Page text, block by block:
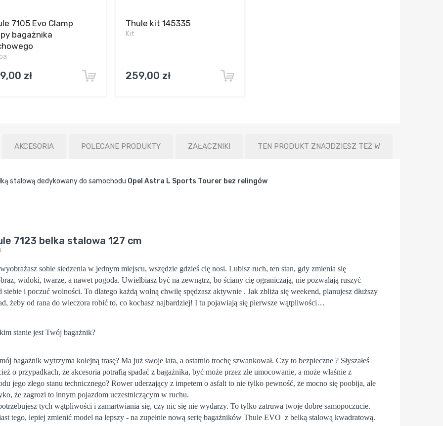
7105 Evo Clamp
bagażnika
zł
Thule kit 145335
Kit
259,00 zł
AKCESORIA POLECANE PRODUKTY ZAŁĄCZNIKI TEN PRODUKT ZNAJDZIESZ TEŻ W
stalową dedykowany do samochodu Opel Astra L Sports Tourer bez relingów
7123 belka stalowa 127 cm
sobie siedzenia w jednym miejscu, wszędzie gdzieś cię nosi. Lubisz ruch, ten stan, gdy zmienia się
widoki, twarze, a nawet pogoda. Uwielbiasz być na zewnątrz, bo ściany cię ograniczają, nie pozwalają ruszyć
siebie i poczuć wolności. To dlatego każdą wolną chwilę spędzasz aktywnie . Jak zbliża się weekend, planujesz dłuższy
żeby od rana do wieczora robić to, co kochasz najbardziej! I tu pojawiają się pierwsze wątpliwości…
stanie jest Twój bagażnik?
bagażnik wytrzyma kolejną trasę? Ma już swoje lata, a ostatnio trochę szwankował. Czy to bezpieczne ? Słyszałeś
o przypadkach, że akcesoria potrafią spadać z bagażnika, być może przez złe umocowanie, a może właśnie z
jego złego stanu technicznego? Rower uderzający z impetem o asfalt to nie tylko pewność, że mocno się poobija, ale
że zagrozi to innym pojazdom uczestniczącym w ruchu.
tych wątpliwości i zamartwiania się, czy nic się nie wydarzy. To tylko zatruwa twoje dobre samopoczucie.
tego, lepiej zmienić model na lepszy - na zupełnie nową serię bagażników Thule EVO z belką stalową kwadratową.